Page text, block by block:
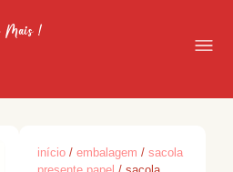
Mais !
início /embalagem /sacola